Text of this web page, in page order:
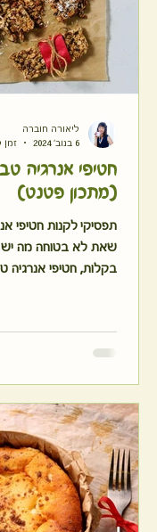
חטיפי אנרגיה
(מתכון פטנט)
תפסיקי לקנות חטיפי
בקלות, חטיפי אנרגיה
ליאורה חוברה
6 בנוב׳ 2024
זמן